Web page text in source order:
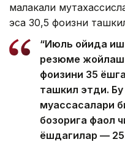
малакали
эса 30,5 фоизни
“Июль ойида иш
резюме
фоизини 35
ташкил этди.
муассасалари
бозорига фаол
ёшдагилар —